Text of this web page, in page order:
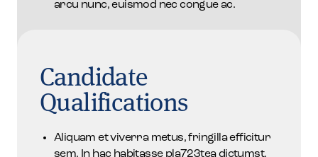
arcu nunc, euismod nec congue ac.
Candidate
Qualifications
Aliquam et viverra metus, fringilla efficitur
sem. In hac habitasse pla723tea dictumst.